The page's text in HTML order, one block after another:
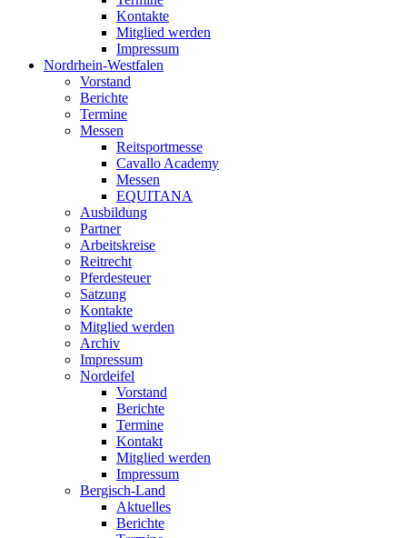
Kontakte
Mitglied werden
Impressum
Nordrhein-Westfalen
Vorstand
Berichte
Termine
Messen
Reitsportmesse
Cavallo Academy
Messen
EQUITANA
Ausbildung
Partner
Arbeitskreise
Reitrecht
Pferdesteuer
Satzung
Kontakte
Mitglied werden
Archiv
Impressum
Nordeifel
Vorstand
Berichte
Termine
Kontakt
Mitglied werden
Impressum
Bergisch-Land
Aktuelles
Berichte